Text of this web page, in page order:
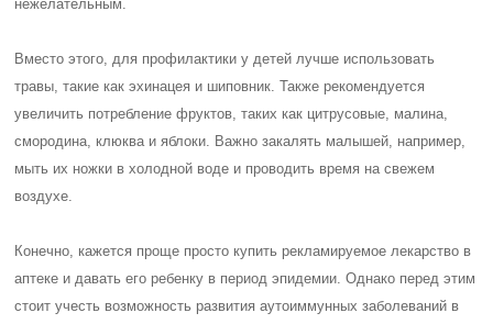
нежелательным.
Вместо этого, для профилактики у детей лучше использовать
травы, такие как эхинацея и шиповник. Также рекомендуется
увеличить потребление фруктов, таких как цитрусовые, малина,
смородина, клюква и яблоки. Важно закалять малышей, например,
мыть их ножки в холодной воде и проводить время на свежем
воздухе.
Конечно, кажется проще просто купить рекламируемое лекарство в
аптеке и давать его ребенку в период эпидемии. Однако перед этим
стоит учесть возможность развития аутоиммунных заболеваний в